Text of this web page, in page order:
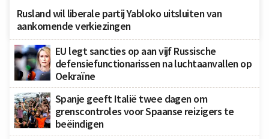
Rusland wil liberale partij Yabloko uitsluiten van
aankomende verkiezingen
EU legt sancties op aan vijf Russische
defensiefunctionarissen na luchtaanvallen op
Oekraïne
Spanje geeft Italië twee dagen om
grenscontroles voor Spaanse reizigers te
beëindigen